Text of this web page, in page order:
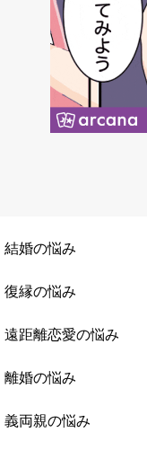
結婚の悩み
復縁の悩み
遠距離恋愛の悩み
離婚の悩み
義両親の悩み